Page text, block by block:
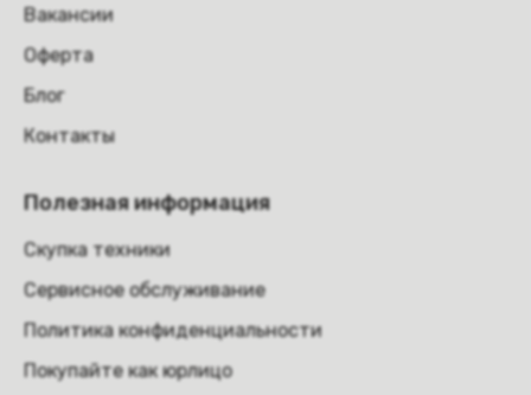
Вакансии
Оферта
Блог
Контакты
Полезная информация
Скупка техники
Сервисное обслуживание
Политика конфиденциальности
Покупайте как юрлицо